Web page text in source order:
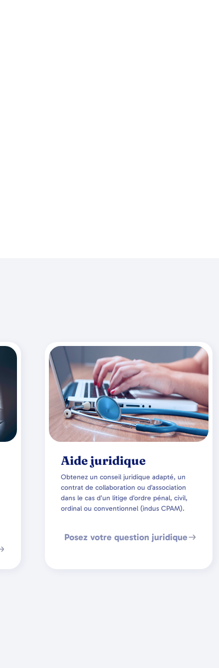
Aide juridique
Obtenez un conseil juridique adapté, un
contrat de collaboration ou d’association
dans le cas d’un litige d’ordre pénal, civil,
ordinal ou conventionnel (indus CPAM).
Posez votre question juridique